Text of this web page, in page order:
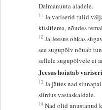
Dalmanuuta aladele.
11 Ja variserid tulid
küsitlema, nõudes
12 Ja Jeesus ohkas
see sugupõlv nõuab
sellele sugupõlvele ei
Jeesus hoiatab
13 Ja jättes nad
siirdus vastaskaldale.
14 Nad olid unustanud